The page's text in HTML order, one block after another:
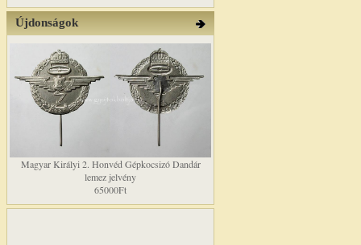
Újdonságok
Magyar Királyi 2. Honvéd Gépkocsizó Dandár
lemez jelvény
65000Ft